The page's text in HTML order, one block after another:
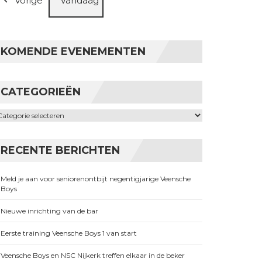
KOMENDE EVENEMENTEN
CATEGORIEËN
RECENTE BERICHTEN
Meld je aan voor seniorenontbijt negentigjarige Veensche
Boys
Nieuwe inrichting van de bar
Eerste training Veensche Boys 1 van start
Veensche Boys en NSC Nijkerk treffen elkaar in de beker